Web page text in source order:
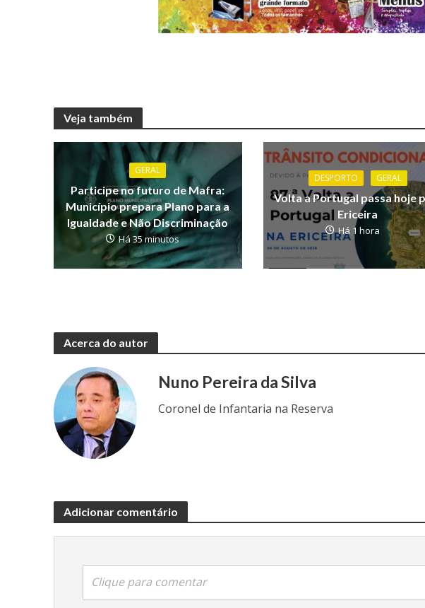
Veja também
GERAL
Participe no futuro de Mafra:
Município prepara Plano para a
Igualdade e Não Discriminação
Há 35 minutos
DESPORTO GERAL
Volta a Portugal passa hoje
Ericeira
Há 1 hora
Acerca do autor
Nuno Pereira da Silva
Coronel de Infantaria na Reserva
Adicionar comentário
Clique para comentar